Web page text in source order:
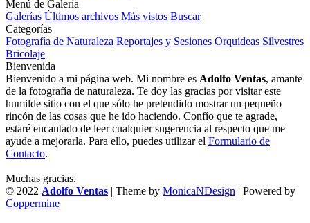
Menú de Galería
Galerías Últimos archivos Más vistos Buscar
Categorías
Fotografía de Naturaleza Reportajes y Sesiones Orquídeas Silvestres
Bricolaje
Bienvenida
Bienvenido a mi página web. Mi nombre es Adolfo Ventas, amante
de la fotografía de naturaleza. Te doy las gracias por visitar este
humilde sitio con el que sólo he pretendido mostrar un pequeño
rincón de las cosas que he ido haciendo. Confío que te agrade,
estaré encantado de leer cualquier sugerencia al respecto que me
ayude a mejorarla. Para ello, puedes utilizar el Formulario de
Contacto.
Muchas gracias.
© 2022 Adolfo Ventas | Theme by MonicaNDesign | Powered by
Coppermine